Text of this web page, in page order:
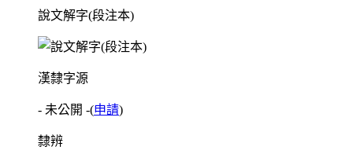
說文解字(段注本)
漢隸字源
- 未公開 -(申請)
隸辨